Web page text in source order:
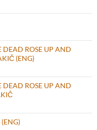
DEAD ROSE UP AND
(ENG)
DEAD ROSE UP AND
(ENG)